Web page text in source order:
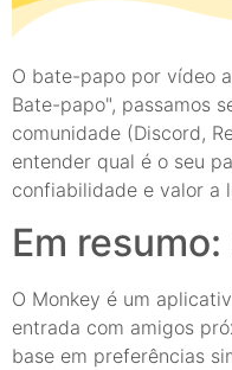
O bate-papo por vídeo
Bate-papo", passamos
comunidade (Discord,
entender qual é o seu
confiabilidade e valor a
Em
O Monkey é um
entrada com amigos
base em preferências